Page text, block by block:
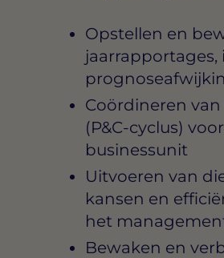
Opstellen en
Coördineren
(P&C-cyclus)
businessunit
Uitvoeren van
kansen en
het
Bewaken en